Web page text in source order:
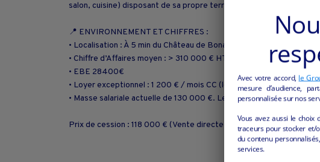
salon, cuisine) disposant de sa propre terrasse privative. C'est le
📍 ENVIRONNEMENT ET CHIFFRES :
• Localisation : À 5 min du Château de Bonaguil (70 000 visiteurs/
• Chiffre d’Affaires moyen : > 310 000 € HT (croissance +10%/an).
• EBE 28400€
• Loyer exceptionnel : 1 200 € / mois CC (logement inclus), soit
• Masse salariale actuelle de 130 000 €. Le fonds est cédé sans
Prix de cession : 118 000 € (Vente directe propriétaire).
Avec votre accord, le
mesure d’audience,
personnalisée sur nos
Vous avez aussi le choix
traceurs pour stocker et/
du contenu
services.